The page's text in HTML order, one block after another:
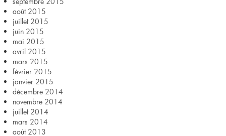
août 2015
juillet 2015
juin 2015
mai 2015
avril 2015
mars 2015
février 2015
janvier 2015
décembre 2014
novembre 2014
juillet 2014
mars 2014
août 2013